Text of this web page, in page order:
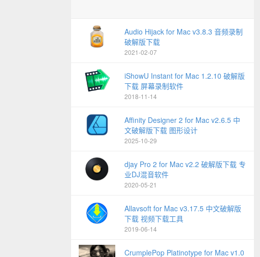
Audio Hijack for Mac v3.8.3 音频录制
破解版下载
2021-02-07
iShowU Instant for Mac 1.2.10 破解版
下载 屏幕录制软件
2018-11-14
Affinity Designer 2 for Mac v2.6.5 中
文破解版下载 图形设计
2025-10-29
djay Pro 2 for Mac v2.2 破解版下载 专
业DJ混音软件
2020-05-21
Allavsoft for Mac v3.17.5 中文破解版
下载 视频下载工具
2019-06-14
CrumplePop Platinotype for Mac v1.0